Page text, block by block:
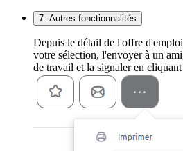
7. Autres fonctionnalités
Depuis le détail de l'offre
votre sélection, l'envoyer à un
de travail et la signaler en cliquant